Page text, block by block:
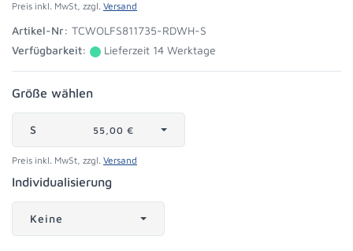
Preis inkl. MwSt, zzgl. Versand
Artikel-Nr: TCWOLFS811735-RDWH-S
Verfügbarkeit:
Lieferzeit 14 Werktage
Größe wählen
S 55,00 €
Preis inkl. MwSt, zzgl. Versand
Individualisierung
Keine